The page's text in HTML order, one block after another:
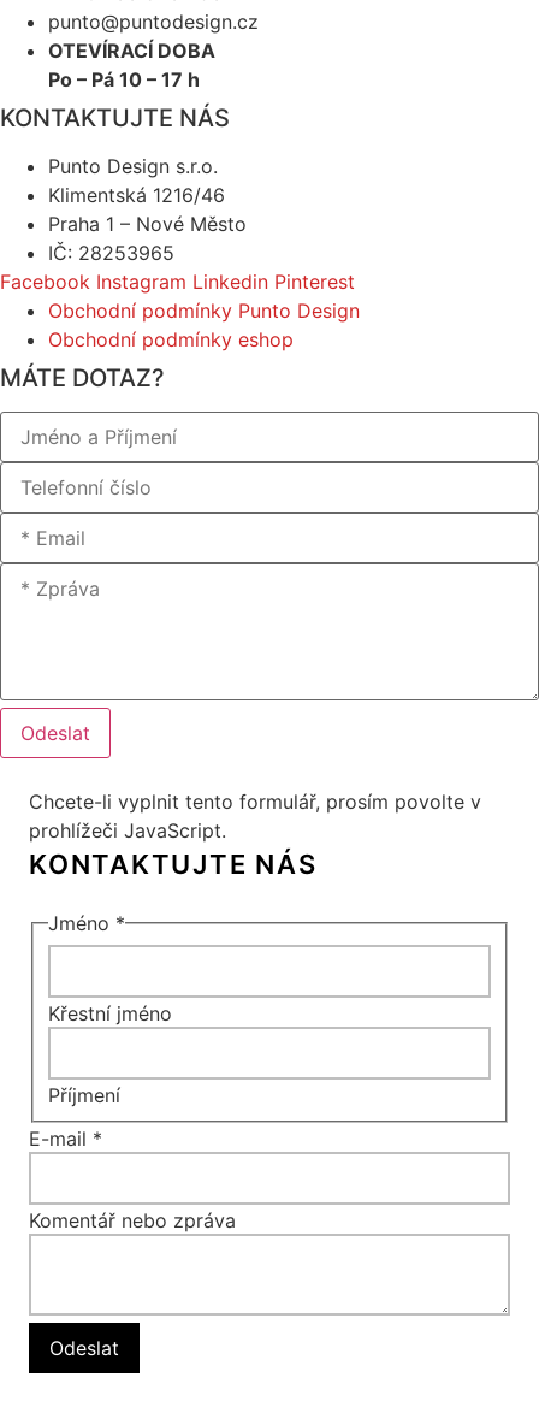
punto@puntodesign.cz
OTEVÍRACÍ DOBA
Po – Pá 10 – 17 h
KONTAKTUJTE NÁS
Punto Design s.r.o.
Klimentská 1216/46
Praha 1 – Nové Město
IČ: 28253965
Facebook Instagram Linkedin Pinterest
Obchodní podmínky Punto Design
Obchodní podmínky eshop
MÁTE DOTAZ?
Odeslat
Chcete-li vyplnit tento formulář, prosím povolte v
prohlížeči JavaScript.
Jméno *
Křestní jméno
Příjmení
nebo
zpráva
E-mail *
Komentář nebo zpráva
Odeslat